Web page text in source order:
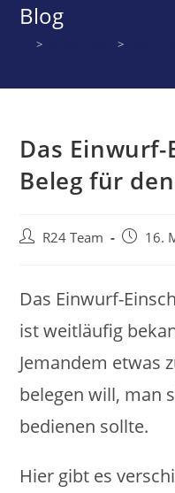
Blog
> >
Das
Beleg für
Beitrags-
R24 Team
Beitrag
16.
Das Einwurf-
ist weitläufig
Jemandem etwas
belegen will, man
bedienen sollte.
Hier gibt es